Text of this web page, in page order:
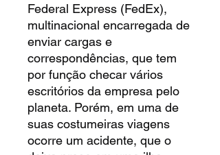
Federal Express (FedEx),
multinacional encarregada de
enviar cargas e
correspondências, que tem
por função checar vários
escritórios da empresa pelo
planeta. Porém, em uma de
suas costumeiras viagens
ocorre um acidente, que o